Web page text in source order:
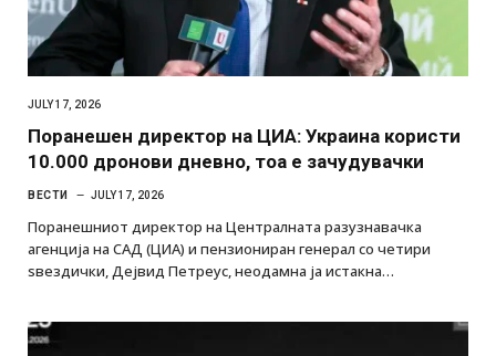
JULY 17, 2026
Поранешен директор на ЦИА: Украина користи
10.000 дронови дневно, тоа е зачудувачки
ВЕСТИ JULY 17, 2026
Поранешниот директор на Централната разузнавачка
агенција на САД (ЦИА) и пензиониран генерал со четири
ѕвездички, Дејвид Петреус, неодамна ја истакна…